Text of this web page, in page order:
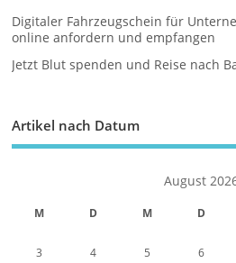
Digitaler Fahrzeugschein für
online anfordern und empfangen
Jetzt Blut spenden und Reise nach
Artikel nach Datum
August
M D M D
3
4 5 6